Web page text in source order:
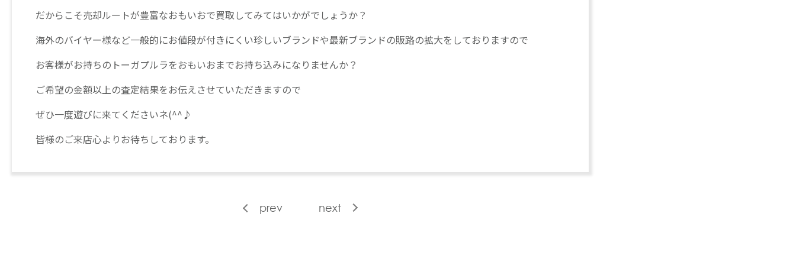
だからこそ売却ルートが豊富なおもいおで買取してみてはいかがでしょうか？
海外のバイヤー様など一般的にお値段が付きにくい珍しいブランドや最新ブランドの販路の拡大をしておりますので
お客様がお持ちのトーガプルラをおもいおまでお持ち込みになりませんか？
ご希望の金額以上の査定結果をお伝えさせていただきますので
ぜひ一度遊びに来てくださいネ(^^♪
皆様のご来店心よりお待ちしております。
prev next